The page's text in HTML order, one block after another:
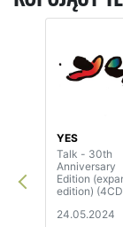
YES
Talk - 30th
Anniversary
Edition
edition)
24.05.2024